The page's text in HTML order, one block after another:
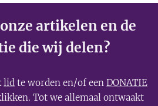
artikelen en de
die wij delen?
lid te worden en/of een DONATIE
Tot we allemaal ontwaakt